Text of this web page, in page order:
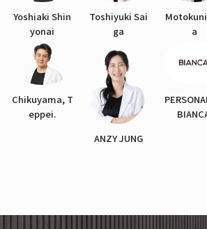
Yoshiaki Shin
yonai
Toshiyuki Sai
ga
a
Chikuyama, T
eppei.
ANZY JUNG